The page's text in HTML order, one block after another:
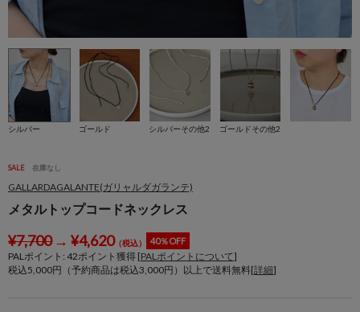
シルバー ゴールド シルバーその他2 ゴールドその他2
SALE 在庫なし
GALLARDAGALANTE(ガリャルダガランテ)
メタルトップコードネックレス
¥7,700→ ¥4,620（税込） 40％OFF
PALポイント: 42ポイント獲得 [PALポイントについて]
税込5,000円（予約商品は税込3,000円）以上で送料無料[詳細]